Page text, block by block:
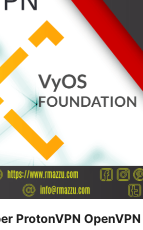
ProtonVPN OpenVPN